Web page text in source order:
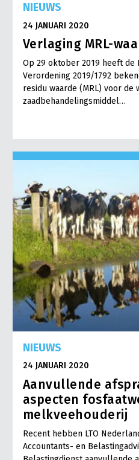
NIEUWS
24 JANUARI 2020
Verlaging MRL-
Op 29 oktober 2019 heeft de
Verordening 2019/1792
residu waarde (MRL) voor de
zaadbehandelingsmiddel…
NIEUWS
24 JANUARI 2020
Aanvullende
aspecten
melkveehouderij
Recent hebben LTO
Accountants- en